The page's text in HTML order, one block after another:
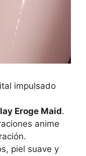
impulsado
Eroge Maid.
anime
piel suave y